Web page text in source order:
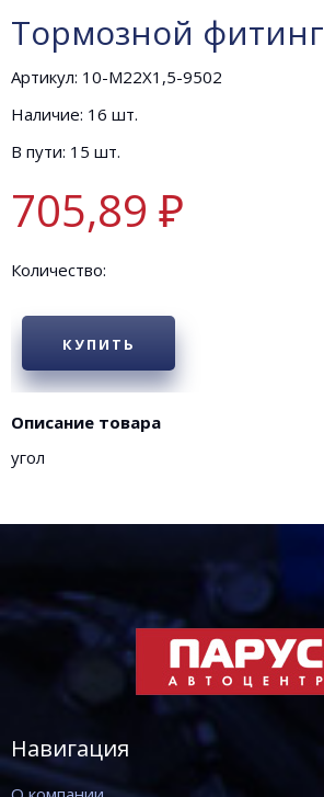
Тормозной фитинг
Артикул: 10-М22Х1,5-9502
Наличие: 16 шт.
В пути: 15 шт.
705,89 ₽
Количество:
КУПИТЬ
Описание товара
угол
Навигация